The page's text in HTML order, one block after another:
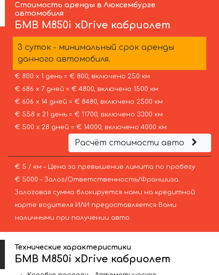
Стоимость аренды в Люксембурге
автомобиля
БМВ M850i xDrive кабриолет
3 суток - минимальный срок аренды
данного автомобиля.
€ 800 х 1 день = € 800, включено 250 км
€ 686 х 7 дней = € 4800, включено 1500 км
€ 606 х 14 дней = € 8480, включено 2500 км
€ 558 х 21 день = € 11700, включено 3300 км
€ 500 х 28 дней = € 14000, включено 4000 км
Расчёт стоимости авто
€ 5 / км – Цена за превышение лимита по пробегу
€ 5000 – Залог/Ответственность/Франшиза.
Залоговая сумма блокируется нами на кредитной
карте водителя ИЛИ предоставляется Вами
наличными при получении авто.
Технические характеристики
БМВ M850i xDrive кабриолет